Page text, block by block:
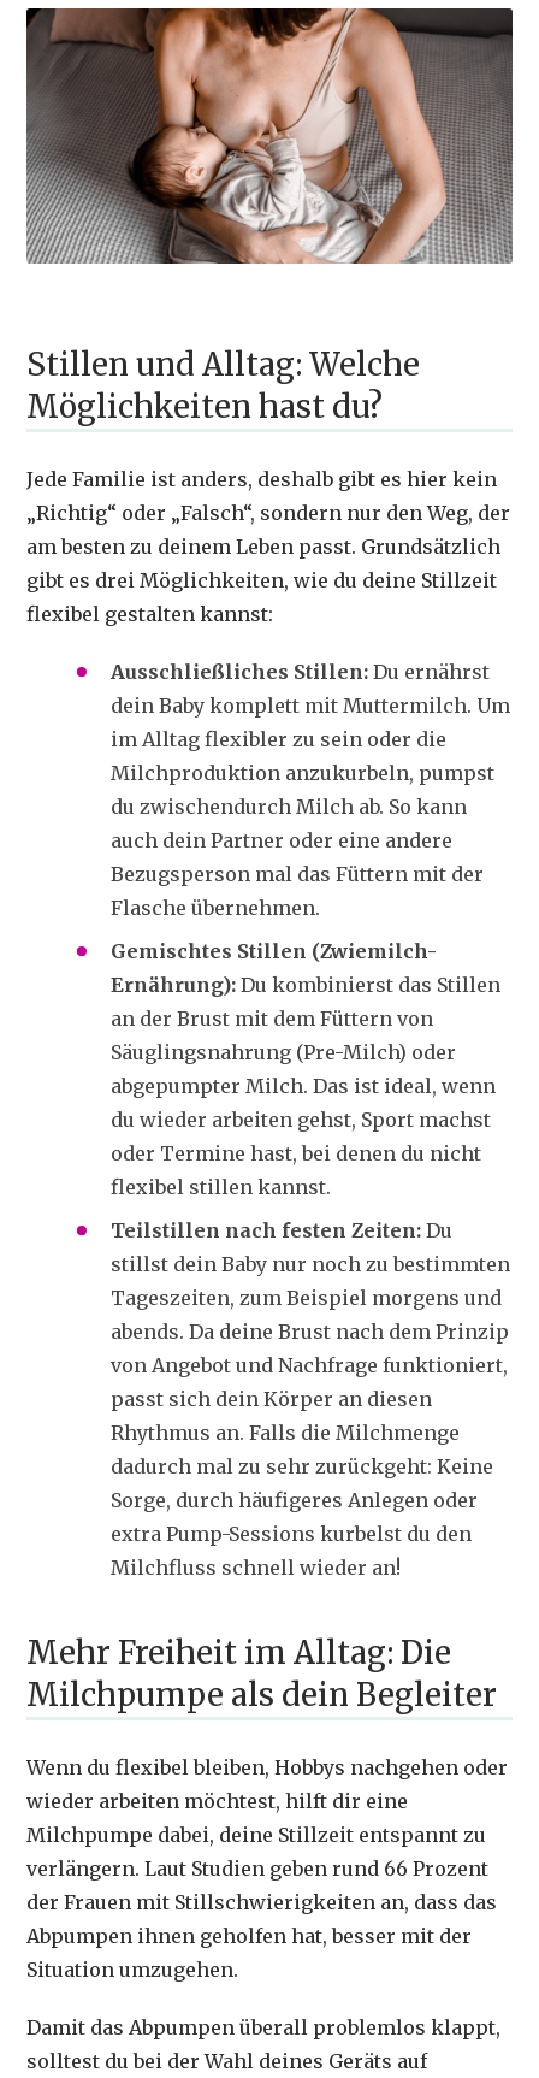
Stillen und Alltag: Welche
Möglichkeiten hast du?
Jede Familie ist anders, deshalb gibt es hier kein
„Richtig“ oder „Falsch“, sondern nur den Weg, der
am besten zu deinem Leben passt. Grundsätzlich
gibt es drei Möglichkeiten, wie du deine Stillzeit
flexibel gestalten kannst:
Ausschließliches Stillen:Du ernährst
dein Baby komplett mit Muttermilch. Um
im Alltag flexibler zu sein oder die
Milchproduktion anzukurbeln, pumpst
du zwischendurch Milch ab. So kann
auch dein Partner oder eine andere
Bezugsperson mal das Füttern mit der
Flasche übernehmen.
Gemischtes Stillen (Zwiemilch-
Ernährung):Du kombinierst das Stillen
an der Brust mit dem Füttern von
Säuglingsnahrung (Pre-Milch) oder
abgepumpter Milch. Das ist ideal, wenn
du wieder arbeiten gehst, Sport machst
oder Termine hast, bei denen du nicht
flexibel stillen kannst.
Teilstillen nach festen Zeiten:Du
stillst dein Baby nur noch zu bestimmten
Tageszeiten, zum Beispiel morgens und
abends. Da deine Brust nach dem Prinzip
von Angebot und Nachfrage funktioniert,
passt sich dein Körper an diesen
Rhythmus an. Falls die Milchmenge
dadurch mal zu sehr zurückgeht: Keine
Sorge, durch häufigeres Anlegen oder
extra Pump-Sessions kurbelst du den
Milchfluss schnell wieder an!
Mehr Freiheit im Alltag: Die
Milchpumpe als dein Begleiter
Wenn du flexibel bleiben, Hobbys nachgehen oder
wieder arbeiten möchtest, hilft dir eine
Milchpumpe dabei, deine Stillzeit entspannt zu
verlängern. Laut Studien geben rund 66 Prozent
der Frauen mit Stillschwierigkeiten an, dass das
Abpumpen ihnen geholfen hat, besser mit der
Situation umzugehen.
Damit das Abpumpen überall problemlos klappt,
solltest du bei der Wahl deines Geräts auf